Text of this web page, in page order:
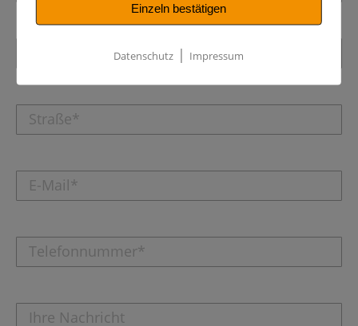
Einzeln bestätigen
Datenschutz | Impressum